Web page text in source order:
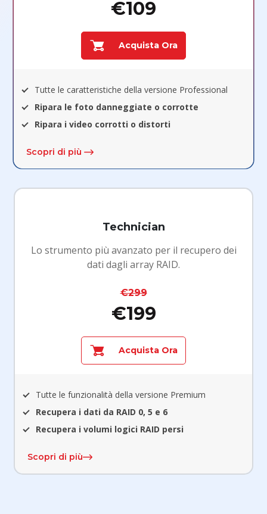
€109
Acquista Ora
Tutte le caratteristiche della versione Professional
Ripara le foto danneggiate o corrotte
Ripara i video corrotti o distorti
Scopri di più
Technician
Lo strumento più avanzato per il recupero dei
dati dagli array RAID.
€299
€199
Acquista Ora
Tutte le funzionalità della versione Premium
Recupera i dati da RAID 0, 5 e 6
Recupera i volumi logici RAID persi
Scopri di più